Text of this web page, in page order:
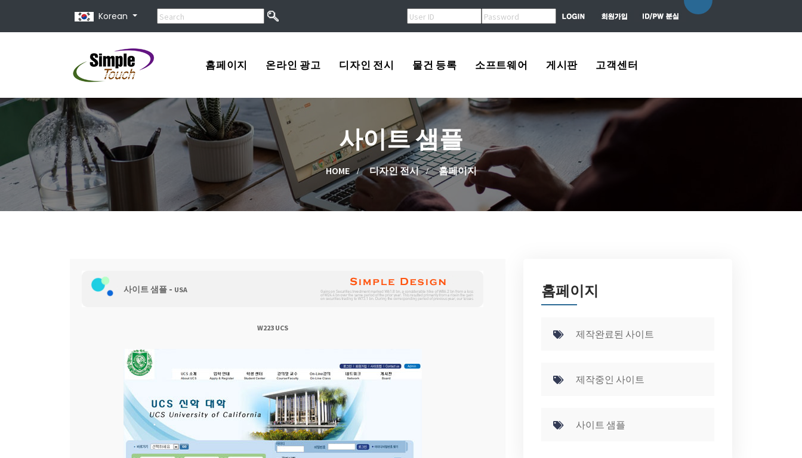
Korean
홈페이지
포트폴리오
견적서
홈페이지 제작
홈페이지 종류
온라인 광고
오버추어광고
키워드광고
검색엔진등록
배너광고
디자인 전시
프린트
광고
동영상
물건 등록
USA
Korea
China
Other
소프트웨어 게시판
자유게시판
질문 / 대답
News Center
고객센터
About Us
사이트 샘플
HOME 디자인 전시 홈페이지
사이트 샘플 - USA
W223 UCS
홈페이지
제작완료된 사이트
제작중인 사이트
사이트 샘플